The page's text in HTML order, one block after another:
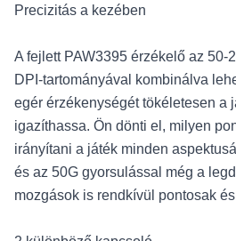
Precizitás a kezében
A fejlett PAW3395 érzékelő az 50-
DPI-tartományával kombinálva
egér érzékenységét tökéletesen a
igazíthassa. Ön dönti el, milyen
irányítani a játék minden
és az 50G gyorsulással még a
mozgások is rendkívül pontosak